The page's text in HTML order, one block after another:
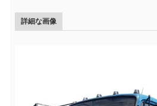
詳細な画像